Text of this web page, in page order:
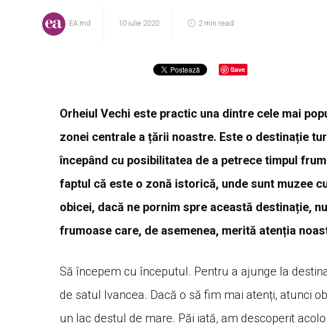
EA.md 10 iulie 2020 2 min read
Save
Orheiul Vechi este practic una dintre cele mai
zonei centrale a țării noastre. Este o destinație
începând cu posibilitatea de a petrece timpul
faptul că este o zonă istorică, unde sunt muzee
obicei, dacă ne pornim spre această destinație,
frumoase care, de asemenea, merită atenția
Să începem cu începutul. Pentru a ajunge la
de satul Ivancea. Dacă o să fim mai atenți, atunci
un lac destul de mare. Păi iată, am descoperit